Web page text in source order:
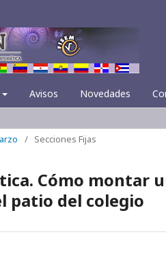
Avisos Novedades
/ Secciones Fijas
Cómo montar
patio del colegio